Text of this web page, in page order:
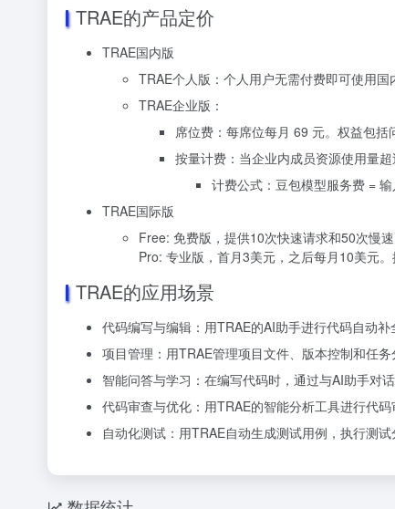
TRAE的产品定价
TRAE国内版
TRAE个人版：个人用户无需付费即可使用
TRAE企业版：
席位费：每席位每月 69 元。权益包括
按量计费：当企业内成员资源使用量
计费公式：豆包模型服务费 =
TRAE国际版
Free: 免费版，提供10次快速请求和50次慢
Pro: 专业版，首月3美元，之后每月10美元
TRAE的应用场景
代码编写与编辑：用TRAE的AI助手进行代码自动补
项目管理：用TRAE管理项目文件、版本控制和任务
智能问答与学习：在编写代码时，通过与AI助手对
代码审查与优化：用TRAE的智能分析工具进行代码
自动化测试：用TRAE自动生成测试用例，执行测试